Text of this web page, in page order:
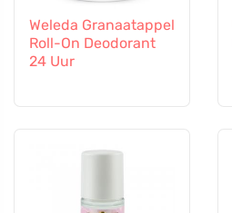
Weleda Granaatappel
Roll-On Deodorant
24 Uur